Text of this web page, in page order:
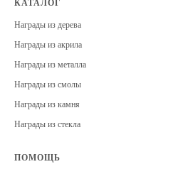
КАТАЛОГ
Награды из дерева
Награды из акрила
Награды из металла
Награды из смолы
Награды из камня
Награды из стекла
ПОМОЩЬ